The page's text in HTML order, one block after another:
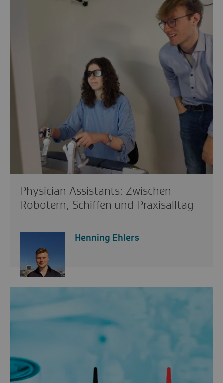
Physician Assistants: Zwischen
Robotern, Schiffen und Praxisalltag
Henning Ehlers